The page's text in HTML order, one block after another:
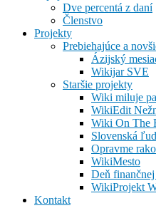
Dve percentá z daní
Členstvo
Projekty
Prebiehajúce a
Ázijský
Wikijar SVE
Staršie projekty
Wiki miluje
WikiEdit
Wiki On The
Slovenská
Opravme
WikiMesto
Deň
WikiProjekt
Kontakt